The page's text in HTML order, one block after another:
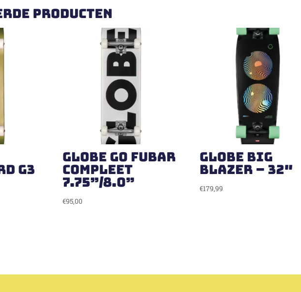
producten
G3
Globe G0 Fubar
compleet
7.75”/8.0”
€95,00
globe Big
Blazer – 32″
€179,99